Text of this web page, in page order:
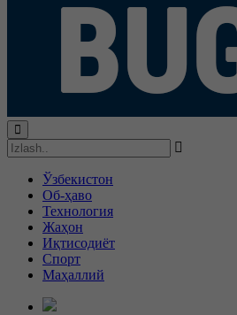
Ўзбекистон
Об-ҳаво
Технология
Жаҳон
Иқтисодиёт
Спорт
Маҳаллий